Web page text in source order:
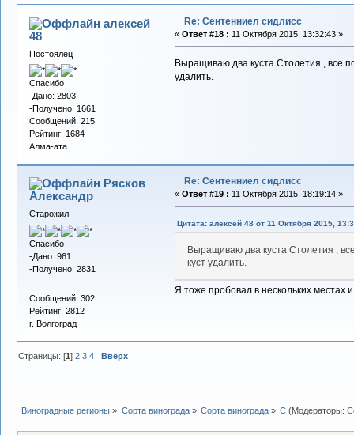
алексей
48
Постоялец
Спасибо
-Дано: 2803
-Получено: 1661
Сообщений: 215
Рейтинг: 1684
Алма-ата
Re: Сентенниел сидлисс
« Ответ #18 : 11 Октября 2015, 13:32:43 »
Выращиваю два куста Столетия , все
удалить.
Рясков
Александр
Старожил
Спасибо
-Дано: 961
-Получено: 2831
Сообщений: 302
Рейтинг: 2812
г. Волгоград
Re: Сентенниел сидлисс
« Ответ #19 : 11 Октября 2015, 18:19:14 »
Цитата: алексей 48 от 11 Октября 2015,
Выращиваю два куста Столетия ,
куст удалить.
Я тоже пробовал в нескольких местах
Страницы: [1]2 3 4 Вверх
Виноградные регионы » Сорта винограда» Сорта винограда» С (Модераторы: